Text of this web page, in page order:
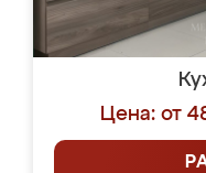
Цена: от